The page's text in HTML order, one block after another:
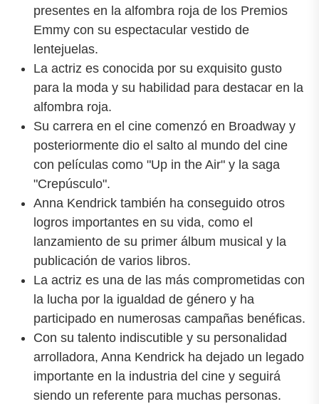
presentes en la alfombra roja de los Premios
Emmy con su espectacular vestido de
lentejuelas.
La actriz es conocida por su exquisito gusto
para la moda y su habilidad para destacar en la
alfombra roja.
Su carrera en el cine comenzó en Broadway y
posteriormente dio el salto al mundo del cine
con películas como "Up in the Air" y la saga
"Crepúsculo".
Anna Kendrick también ha conseguido otros
logros importantes en su vida, como el
lanzamiento de su primer álbum musical y la
publicación de varios libros.
La actriz es una de las más comprometidas con
la lucha por la igualdad de género y ha
participado en numerosas campañas benéficas.
Con su talento indiscutible y su personalidad
arrolladora, Anna Kendrick ha dejado un legado
importante en la industria del cine y seguirá
siendo un referente para muchas personas.